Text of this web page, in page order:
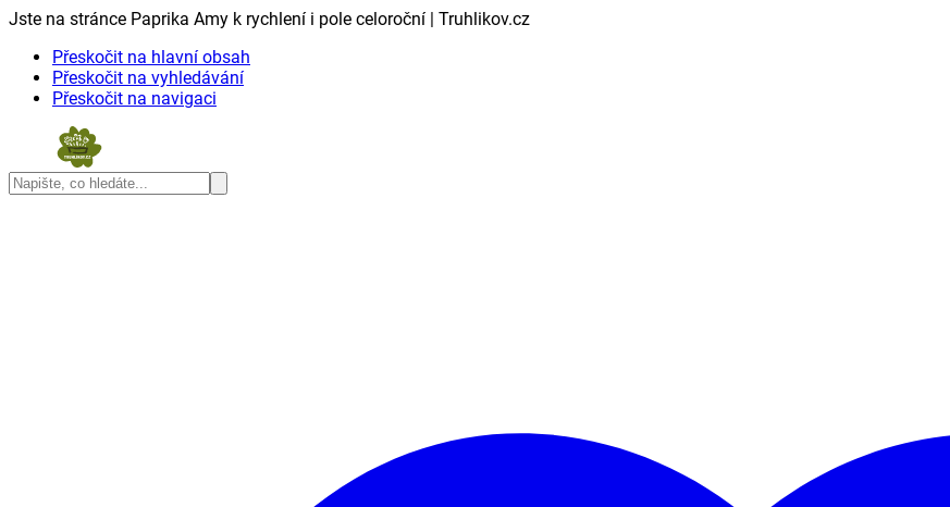
Jste na stránce Paprika Amy k rychlení i pole celoroční | Truhlikov.cz
Přeskočit na hlavní obsah
Přeskočit na vyhledávání
Přeskočit na navigaci